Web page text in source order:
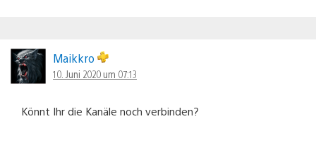
Maikkro
10. Juni 2020 um 07:13
Könnt Ihr die Kanäle noch verbinden?